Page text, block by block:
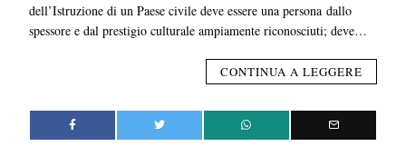
dell’Istruzione di un Paese civile deve essere una persona dallo
spessore e dal prestigio culturale ampiamente riconosciuti; deve…
CONTINUA A LEGGERE